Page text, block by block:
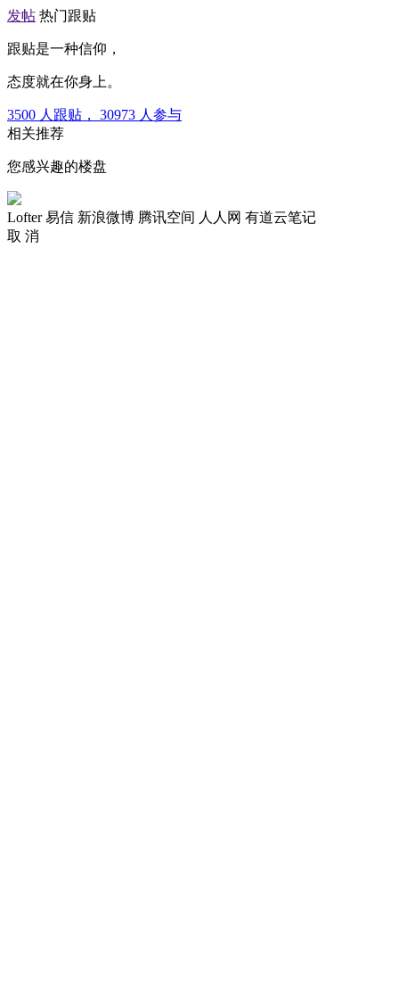
发帖 热门跟贴
跟贴是一种信仰，
态度就在你身上。
3500 人跟贴， 30973 人参与
相关推荐
您感兴趣的楼盘
Lofter 易信 新浪微博 腾讯空间 人人网 有道云笔记
取 消